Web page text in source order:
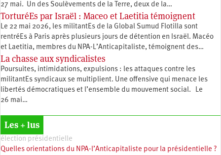
27 mai. Un des Soulèvements de la Terre, deux de la…
TorturéEs par Israël : Maceo et Laetitia témoignent
Le 22 mai 2026, les militantEs de la Global Sumud Flotilla sont
rentréEs à Paris après plusieurs jours de détention en Israël. Macéo
et Laetitia, membres du ‪NPA-L’Anticapitaliste, témoignent des…
La chasse aux syndicalistes
Poursuites, intimidations, expulsions : les attaques contre les
militantEs syndicaux se multiplient. Une offensive qui menace les
libertés démocratiques et l’ensemble du mouvement social. Le
26 mai…
Les + lus
élection présidentielle
Quelles orientations du NPA-l’Anticapitaliste pour la présidentielle ?